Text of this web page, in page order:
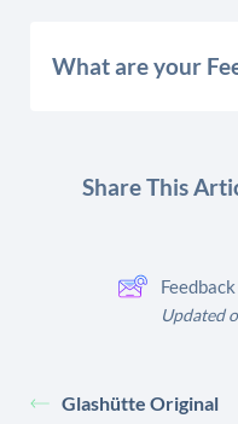
What are your
Share This
Updated
Glashütte Original